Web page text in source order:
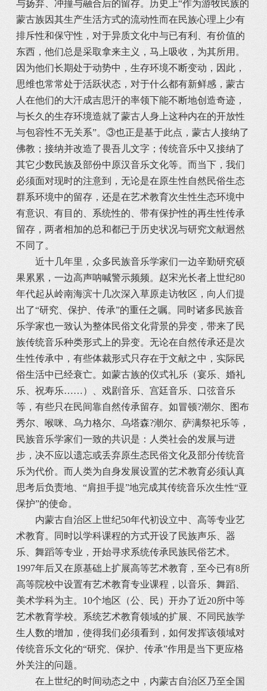
与扬弃、冲撞与融合后的留存。历史上“作为游牧民族的
蒙古族因其生产生活方式的流动性而在民族心理上少有
排斥性和保守性，对于异质文化中与已有利、有价值的
东西，他们总是采取拿来主义，马上吸收，为其所用。
因为他们长期处于动势中，生存环境不断变动，因此，
思维也常常处于活跃状态，对于什么都有新鲜感，蒙古
人在他们的大汗成吉思汗的率领下能不断地创造奇迹，
与长久的生存环境造就了蒙古人身上这种内在的开放性
与包容性不无关系”。③也正是基于此点，蒙古人接纳了
佛教；接纳并改造了畏吾儿文字；传统音乐中又接纳了
其它少数民族及部份中原汉音乐文化等。而当下，我们
必须面对现时的注意到，无论是在原生性自然民俗生态
群系环境中的留存，还是在艺术教育次生性生态环境中
有意识、有目的、系统性的、带有保护性的再生性传承
留存，两者相加的总和都已于历史状况与研究文献迥然
不同了。
近十几年里，众多民族音乐学家们一边辛勤研究硕
果累累，一边高声呐喊警示频频。赵宋光长者上世纪80
年代起从岭南海滨十几次深入草原走访牧区，向人们提
出了“研究、保护、传承”的重任之嘱。同时诸多民族音
乐学家也一致认为整体民俗文化背景的异变，带来了民
族传统音乐种类形式上的异变。无论在自然传承还是次
生性传承中，有些体裁形式只存在于文献之中，实际民
俗生活中已经衰亡。如蒙古族的仪式礼乐（宴乐、婚礼
乐、祝寿乐……）、戏剧音乐、宫廷音乐、口弦音乐
等，有些只在民间靠自然传承留存。如冒顿?潮尔、图布
秀尔、喉咪、乌力格尔、乌塔森?潮尔、萨满祭祀乐等，
民族音乐学家们一致的共识是：人类社会的发展与进
步，决不应以遗忘或丢弃原生态民俗文化及部分传统音
乐为代价。而人类为自身发展设置的艺术教育必须认真
思考后负责地、“肩担手提”地完成其传统音乐次生性“亚
保护”的使命。
内蒙古自治区上世纪50年代初设立中、高等专业艺
术教育。同时以学科课程的方式开设了民族声乐、器
乐、舞蹈等专业，开始寻求系统传承民族民俗艺术。
1997年后又在原基础上扩展高等艺术教育，至今已有8所
高等院校中设置有艺术教育专业课程，以音乐、舞蹈、
美术学科为主。10个地区（公、民）开办了近20所中等
艺术教育学校。系统艺术教育领域的扩展、不同民族学
生人数的增加，使得我们必须看到，如何发挥该领域对
传统音乐文化的“研究、保护、传承”作用是当下更应格
外关注的问题。
在上世纪的时间动态之中，内蒙古自治区乃至全国